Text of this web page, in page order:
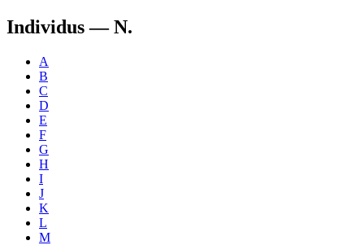
Individus —N.
A
B
C
D
E
F
G
H
I
J
K
L
M